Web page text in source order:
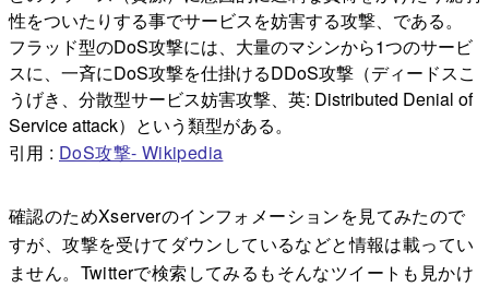
性をついたりする事でサービスを妨害する攻撃、である。
フラッド型のDoS攻撃には、大量のマシンから1つのサービ
スに、一斉にDoS攻撃を仕掛けるDDoS攻撃（ディードスこ
うげき、分散型サービス妨害攻撃、英: Distributed Denial of
Service attack）という類型がある。
引用 : DoS攻撃- Wikipedia
確認のためXserverのインフォメーションを見てみたので
すが、攻撃を受けてダウンしているなどと情報は載ってい
ません。Twitterで検索してみるもそんなツイートも見かけ